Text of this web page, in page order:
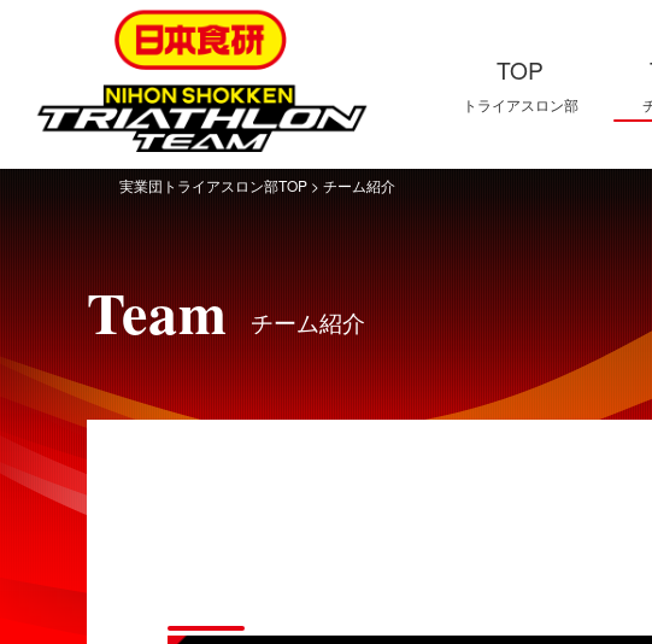
TOP
トライアスロン部
TOP
ト
ラ
Team
紹
介
実業団トライアスロン部TOP> チーム紹介
Team チーム紹介